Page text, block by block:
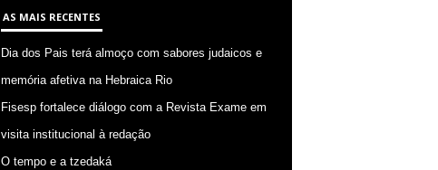
AS MAIS RECENTES
Dia dos Pais terá almoço com sabores judaicos e
memória afetiva na Hebraica Rio
Fisesp fortalece diálogo com a Revista Exame em
visita institucional à redação
O tempo e a tzedaká